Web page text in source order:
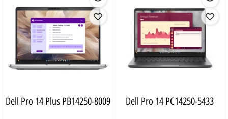
Dell Pro 14 PC14250-5433
Dell Pro 14 Plus PB14250-8009